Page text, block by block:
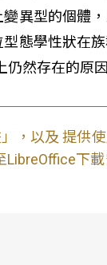
異型的個體
態學性狀在
然存在的原因
，以及 提供
下